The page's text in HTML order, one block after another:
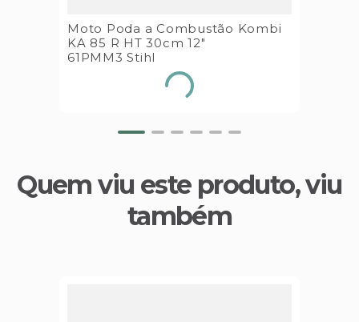
Moto Poda a Combustão Kombi
KA 85 R HT 30cm 12"
61PMM3 Stihl
Quem viu este produto, viu
também